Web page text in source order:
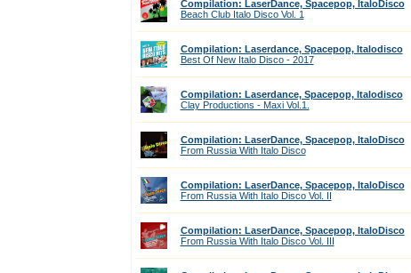
Compilation: LaserDance, Spacepop, ItaloDisco
Beach Club Italo Disco Vol. 1
Compilation: Laserdance, Spacepop, Italodisco
Best Of New Italo Disco - 2017
Compilation: Laserdance, Spacepop, Italodisco
Clay Productions - Maxi Vol.1.
Compilation: LaserDance, Spacepop, ItaloDisco
From Russia With Italo Disco
Compilation: LaserDance, Spacepop, ItaloDisco
From Russia With Italo Disco Vol. II
Compilation: LaserDance, Spacepop, ItaloDisco
From Russia With Italo Disco Vol. III